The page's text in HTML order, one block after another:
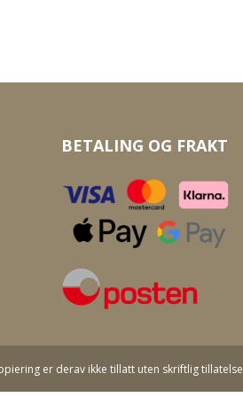
BETALING OG FRAKT
er derav ikke tillatt uten skriftlig tillatelse